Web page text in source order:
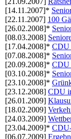
[14.11.2007]*
[22.11.2007] 100
[26.02.2008]*
[08.03.2008]
[17.04.2008]* CDU
[07.08.2008]*
[20.09.2008]* CDU
[03.10.2008]*
[23.10.2008]*
[23.12.2008] CDU
[26.01.2009]
[18.02.2009]
[24.03.2009]
[23.04.2009]*
[06.07.2009]